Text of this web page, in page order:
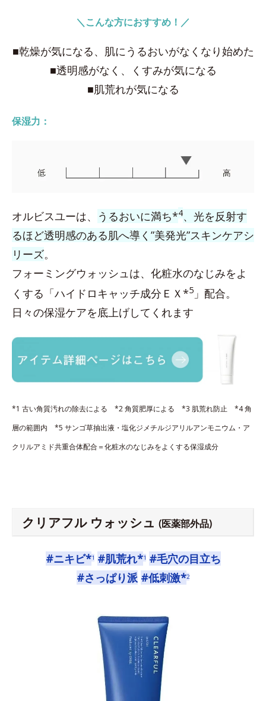
＼こんな方におすすめ！／
■乾燥が気になる、肌にうるおいがなくなり始めた
■透明感がなく、くすみが気になる
■肌荒れが気になる
保湿力：
オルビスユーは、 うるおいに満ち*4、光を反射す
るほど透明感のある肌へ導く”美発光”スキンケアシ
リーズ。
フォーミングウォッシュは、化粧水のなじみをよ
くする「ハイドロキャッチ成分ＥＸ*5 」配合。
日々の保湿ケアを底上げしてくれます
*1 古い角質汚れの除去による *2 角質肥厚による *3 肌荒れ防止 *4 角
層の範囲内 *5 サンゴ草抽出液・塩化ジメチルジアリルアンモニウム・ア
クリルアミド共重合体配合＝化粧水のなじみをよくする保湿成分
クリアフル ウォッシュ (医薬部外品)
#ニキビ*1 #肌荒れ*1 #毛穴の目立ち
#さっぱり派 #低刺激*2